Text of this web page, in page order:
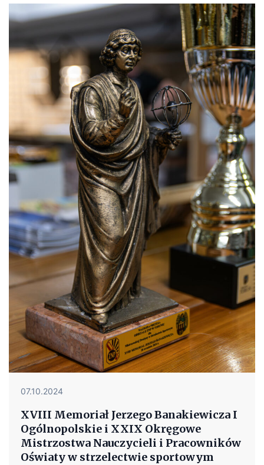
07.10.2024
XVIII Memoriał Jerzego Banakiewicza I
Ogólnopolskie i XXIX Okręgowe
Mistrzostwa Nauczycieli i Pracowników
Oświaty w strzelectwie sportowym